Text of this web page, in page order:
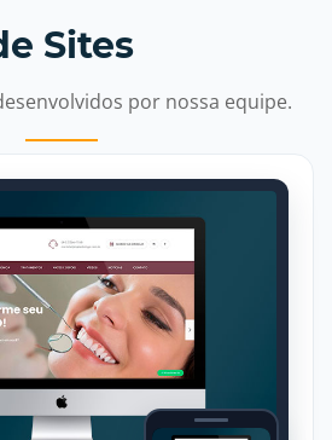
Sites
por nossa equipe.